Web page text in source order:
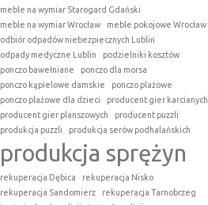
meble na wymiar Starogard Gdański
meble na wymiar Wrocław
meble pokojowe Wrocław
odbiór odpadów niebezpiecznych Lublin
odpady medyczne Lublin
podzielniki kosztów
ponczo bawełniane
ponczo dla morsa
ponczo kąpielowe damskie
ponczo plażowe
ponczo plażowe dla dzieci
producent gier karcianych
producent gier planszowych
producent puzzli
produkcja puzzli
produkcja serów podhalańskich
produkcja sprężyn
rekuperacja Dębica
rekuperacja Nisko
rekuperacja Sandomierz
rekuperacja Tarnobrzeg